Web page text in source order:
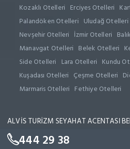
Kozaklı Otelleri Erciyes Otelleri
Palandöken Otelleri Uludağ Otelleri
Nevşehir Otelleri İzmir Otelleri
Manavgat Otelleri Belek Otelleri
Side Otelleri Lara Otelleri Kundu
Kuşadası Otelleri Çeşme Otelleri
Marmaris Otelleri Fethiye Otelleri
ALVİS TURİZM SEYAHAT ACENTASI
© Copyright 2025
444 29 38